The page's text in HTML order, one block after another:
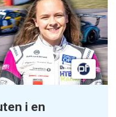
i en